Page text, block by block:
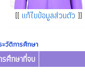
[[ แก้ไขข้อมูลส่วนตัว ]]
ะวัติการศึกษา
รศึกษาที่จบ